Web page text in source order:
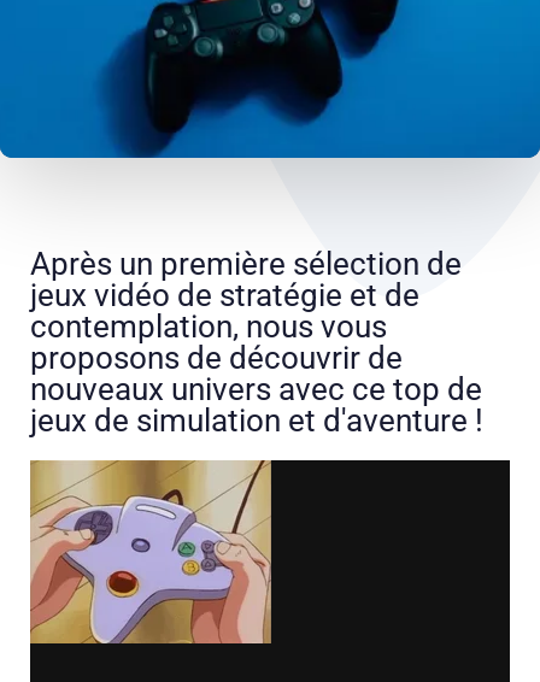
Après un première sélection de
jeux vidéo de stratégie et de
contemplation, nous vous
proposons de découvrir de
nouveaux univers avec ce top de
jeux de simulation et d'aventure !